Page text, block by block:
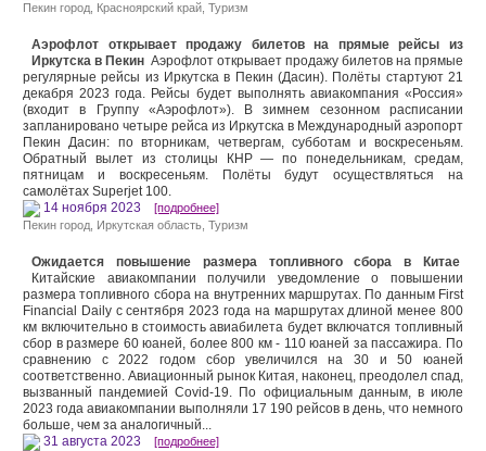
Пекин город Красноярский край Туризм
Аэрофлот открывает продажу билетов на прямые рейсы из
Иркутска в Пекин Аэрофлот открывает продажу билетов на прямые
регулярные рейсы из Иркутска в Пекин (Дасин). Полёты стартуют 21
декабря 2023 года. Рейсы будет выполнять авиакомпания «Россия»
(входит в Группу «Аэрофлот»). В зимнем сезонном расписании
запланировано четыре рейса из Иркутска в Международный аэропорт
Пекин Дасин: по вторникам, четвергам, субботам и воскресеньям.
Обратный вылет из столицы КНР — по понедельникам, средам,
пятницам и воскресеньям. Полёты будут осуществляться на
самолётах Superjet 100.
14 ноября 2023 [подробнее]
Пекин город Иркутская область Туризм
Ожидается повышение размера топливного сбора в Китае
Китайские авиакомпании получили уведомление о повышении
размера топливного сбора на внутренних маршрутах. По данным First
Financial Daily с сентября 2023 года на маршрутах длиной менее 800
км включительно в стоимость авиабилета будет включатся топливный
сбор в размере 60 юаней, более 800 км - 110 юаней за пассажира. По
сравнению с 2022 годом сбор увеличился на 30 и 50 юаней
соответственно. Авиационный рынок Китая, наконец, преодолел спад,
вызванный пандемией Covid-19. По официальным данным, в июле
2023 года авиакомпании выполняли 17 190 рейсов в день, что немного
больше, чем за аналогичный...
31 августа 2023 [подробнее]